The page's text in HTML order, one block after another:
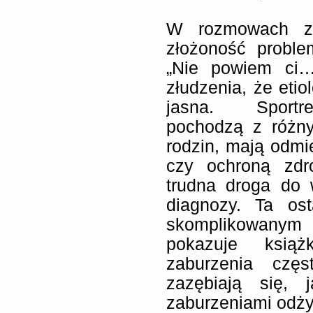
W rozmowach
złożoność
„Nie powiem
złudzenia, że
jasna.
pochodzą z
rodzin, mają
czy ochroną
trudna droga do
diagnozy. Ta
pokazuje
zaburzenia
zazębiają się,
zaburzeniami